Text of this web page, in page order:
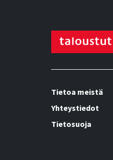
Tietoa meistä
Yhteystiedot
Tietosuoja